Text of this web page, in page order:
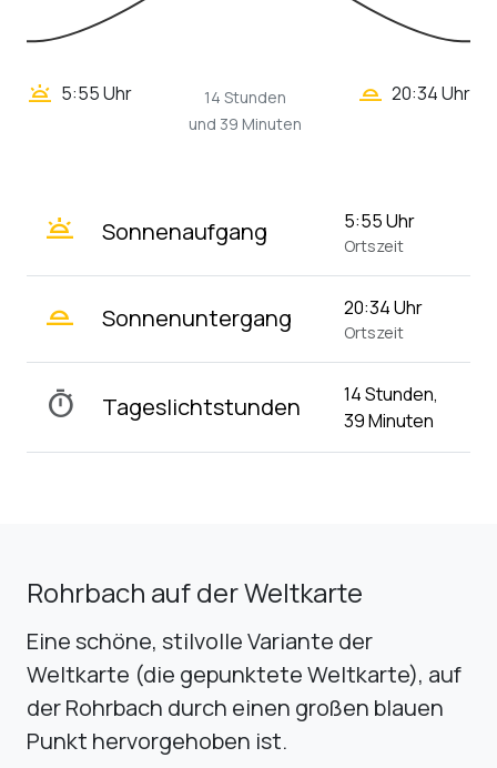
wb_twilight 5:55 Uhr
14 Stunden
und 39 Minuten
wb_twilight_2 20:34 Uhr
wb_twilight Sonnenaufgang 5:55 Uhr
Ortszeit
wb_twilight_2 Sonnenuntergang 20:34 Uhr
Ortszeit
timer Tageslichtstunden
14 Stunden,
39 Minuten
Rohrbach auf der Weltkarte
Eine schöne, stilvolle Variante der
Weltkarte (die gepunktete Weltkarte), auf
der Rohrbach durch einen großen blauen
Punkt hervorgehoben ist.